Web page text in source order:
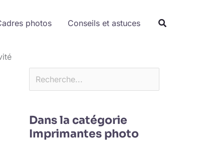
photos Conseils et astuces
Dans la catégorie
Imprimantes photo